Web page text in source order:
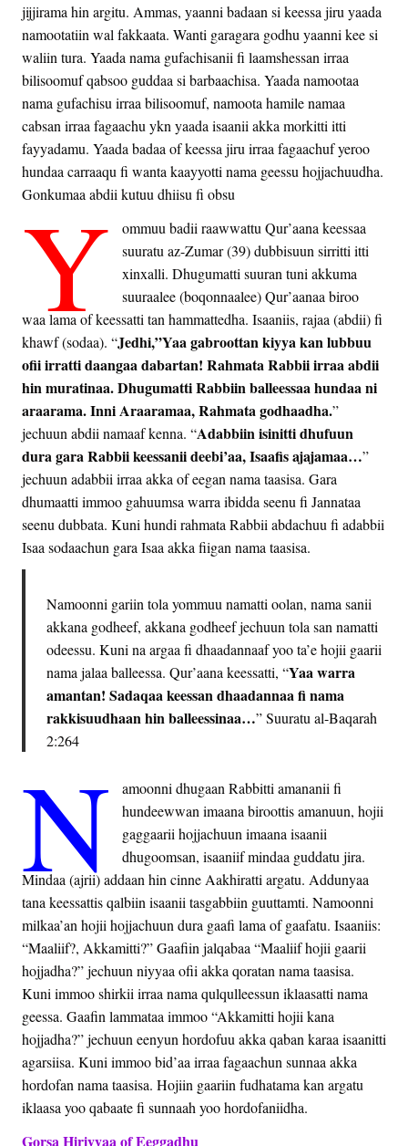
jijjirama hin argitu. Ammas, yaanni badaan si keessa jiru yaada
namootatiin wal fakkaata. Wanti garagara godhu yaanni kee si
waliin tura. Yaada nama gufachisanii fi laamshessan irraa
bilisoomuf qabsoo guddaa si barbaachisa. Yaada namootaa
nama gufachisu irraa bilisoomuf, namoota hamile namaa
cabsan irraa fagaachu ykn yaada isaanii akka morkitti itti
fayyadamu. Yaada badaa of keessa jiru irraa fagaachuf yeroo
hundaa carraaqu fi wanta kaayyotti nama geessu hojjachuudha.
Gonkumaa abdii kutuu dhiisu fi obsu
Y
ommuu badii raawwattu Qur’aana keessaa
suuratu az-Zumar (39) dubbisuun sirritti itti
xinxalli. Dhugumatti suuran tuni akkuma
suuraalee (boqonnaalee) Qur’aanaa biroo
waa lama of keessatti tan hammattedha. Isaaniis, rajaa (abdii) fi
khawf (sodaa). “Jedhi,”Yaa gabroottan kiyya kan lubbuu
ofii irratti daangaa dabartan! Rahmata Rabbii irraa abdii
hin muratinaa. Dhugumatti Rabbiin balleessaa hundaa ni
araarama. Inni Araaramaa, Rahmata godhaadha.”
jechuun abdii namaaf kenna. “Adabbiin isinitti dhufuun
dura gara Rabbii keessanii deebi’aa, Isaafis ajajamaa…”
jechuun adabbii irraa akka of eegan nama taasisa. Gara
dhumaatti immoo gahuumsa warra ibidda seenu fi Jannataa
seenu dubbata. Kuni hundi rahmata Rabbii abdachuu fi adabbii
Isaa sodaachun gara Isaa akka fiigan nama taasisa.
Namoonni gariin tola yommuu namatti oolan, nama sanii
akkana godheef, akkana godheef jechuun tola san namatti
odeessu. Kuni na argaa fi dhaadannaaf yoo ta’e hojii gaarii
nama jalaa balleessa. Qur’aana keessatti, “Yaa warra
amantan! Sadaqaa keessan dhaadannaa fi nama
rakkisuudhaan hin balleessinaa…” Suuratu al-Baqarah
2:264
N
amoonni dhugaan Rabbitti amananii fi
hundeewwan imaana biroottis amanuun, hojii
gaggaarii hojjachuun imaana isaanii
dhugoomsan, isaaniif mindaa guddatu jira.
Mindaa (ajrii) addaan hin cinne Aakhiratti argatu. Addunyaa
tana keessattis qalbiin isaanii tasgabbiin guuttamti. Namoonni
milkaa’an hojii hojjachuun dura gaafi lama of gaafatu. Isaaniis:
“Maaliif?, Akkamitti?” Gaafiin jalqabaa “Maaliif hojii gaarii
hojjadha?” jechuun niyyaa ofii akka qoratan nama taasisa.
Kuni immoo shirkii irraa nama qulqulleessun iklaasatti nama
geessa. Gaafin lammataa immoo “Akkamitti hojii kana
hojjadha?” jechuun eenyun hordofuu akka qaban karaa isaanitti
agarsiisa. Kuni immoo bid’aa irraa fagaachun sunnaa akka
hordofan nama taasisa. Hojiin gaariin fudhatama kan argatu
iklaasa yoo qabaate fi sunnaah yoo hordofaniidha.
Gorsa Hiriyyaa of Eeggadhu